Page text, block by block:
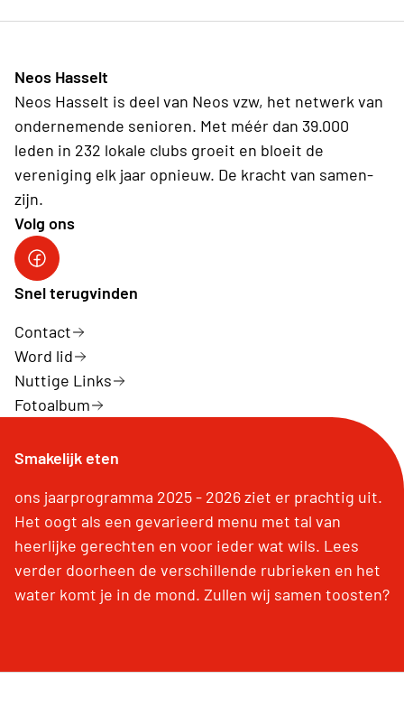
Neos Hasselt
Neos Hasselt is deel van Neos vzw, het netwerk van
ondernemende senioren. Met méér dan 39.000
leden in 232 lokale clubs groeit en bloeit de
vereniging elk jaar opnieuw. De kracht van samen-
zijn.
Volg ons
Neos Hasselt
Snel terugvinden
Contact
Word lid
Nuttige Links
Fotoalbum
Smakelijk eten
ons jaarprogramma 2025 - 2026 ziet er prachtig uit.
Het oogt als een gevarieerd menu met tal van
heerlijke gerechten en voor ieder wat wils. Lees
verder doorheen de verschillende rubrieken en het
water komt je in de mond. Zullen wij samen toosten?